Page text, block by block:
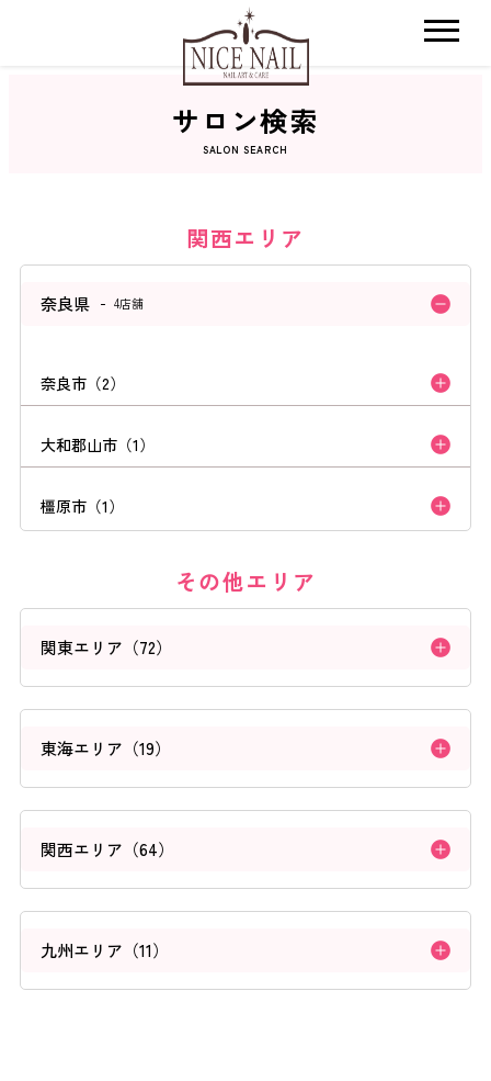
ネイルカタログ
料金メニュー
コンセプト
ご利用の流れ
取り扱いカラー
ネイル用語
新着情報
採用情報
サロン検索
SALON SEARCH
関西エリア
奈良県 4店舗
奈良市（2）
大和郡山市（1）
橿原市（1）
その他エリア
関東エリア（72）
東海エリア（19）
関西エリア（64）
九州エリア（11）